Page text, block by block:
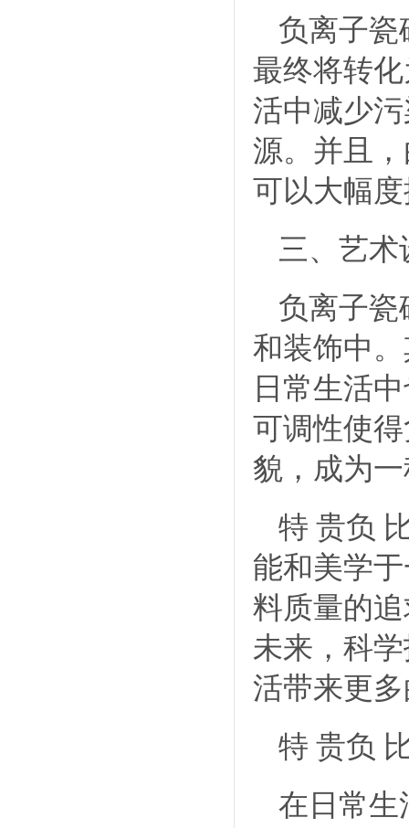
负离子瓷
最终将转
活中减少
源。并且
可以大幅
三、艺术
负离子瓷
和装饰中
日常生活
可调性使
貌，成为
特 贵负
能和美学
料质量的
未来，科
活带来更
特 贵负
在日常生